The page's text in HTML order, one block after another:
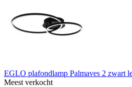
EGLO plafondlamp Palmaves 2 zwart
Meest verkocht